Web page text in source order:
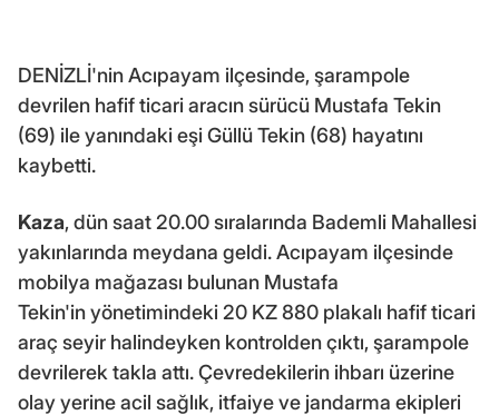
DENİZLİ'nin Acıpayam ilçesinde, şarampole
devrilen hafif ticari aracın sürücü Mustafa Tekin
(69) ile yanındaki eşi Güllü Tekin (68) hayatını
kaybetti.
Kaza, dün saat 20.00 sıralarında Bademli Mahallesi
yakınlarında meydana geldi. Acıpayam ilçesinde
mobilya mağazası bulunan Mustafa
Tekin'in yönetimindeki 20 KZ 880 plakalı hafif ticari
araç seyir halindeyken kontrolden çıktı, şarampole
devrilerek takla attı. Çevredekilerin ihbarı üzerine
olay yerine acil sağlık, itfaiye ve jandarma ekipleri